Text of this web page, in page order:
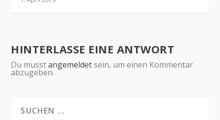
HINTERLASSE EINE ANTWORT
Du musstangemeldetsein, um einen Kommentar
abzugeben.